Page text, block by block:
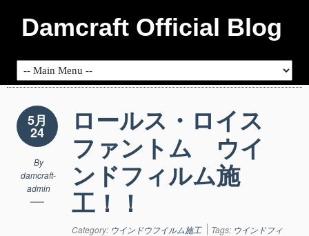
Damcraft Official Blog
5月
24
By
damcraft-
admin
ロールス・ロイス
ファントム ウイ
ンドフィルム施
工！！
Category: ウインドウフイルム施工 Tags: ウインドフィ